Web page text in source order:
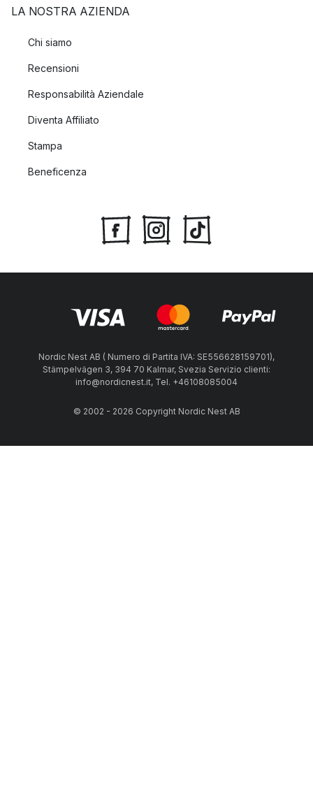
LA NOSTRA AZIENDA
Chi siamo
Recensioni
Responsabilità Aziendale
Diventa Affiliato
Stampa
Beneficenza
Nordic Nest AB ( Numero di Partita IVA: SE556628159701),
Stämpelvägen 3, 394 70 Kalmar, Svezia Servizio clienti:
info@nordicnest.it, Tel. +46108085004
© 2002 - 2026 Copyright Nordic Nest AB